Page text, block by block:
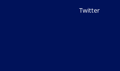
Twitter